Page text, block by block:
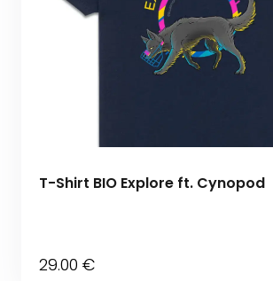
T-Shirt BIO Explore ft. Cynopod
29.00 €